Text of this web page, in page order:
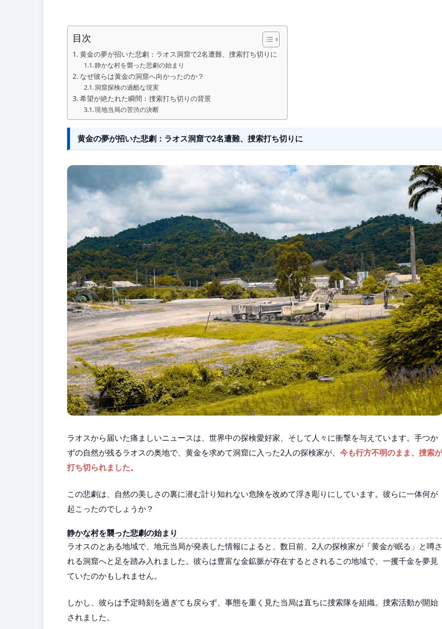
目次
黄金の夢が招いた悲劇：ラオス洞窟で2名遭難、捜索打ち切りに
静かな村を襲った悲劇の始まり
なぜ彼らは黄金の洞窟へ向かったのか？
洞窟探検の過酷な現実
希望が絶たれた瞬間：捜索打ち切りの背景
現地当局の苦渋の決断
黄金の夢が招いた悲劇：ラオス洞窟で2名遭難、捜索打ち切りに
ラオスから届いた痛ましいニュースは、世界中の探検愛好家、そして人々に衝撃を与えています。手つか
ずの自然が残るラオスの奥地で、黄金を求めて洞窟に入った2人の探検家が、 今も行方不明のまま、捜索が
打ち切られました。
この悲劇は、自然の美しさの裏に潜む計り知れない危険を改めて浮き彫りにしています。彼らに一体何が
起こったのでしょうか？
静かな村を襲った悲劇の始まり
ラオスのとある地域で、地元当局が発表した情報によると、数日前、2人の探検家が「黄金が眠る」と噂さ
れる洞窟へと足を踏み入れました。彼らは豊富な金鉱脈が存在するとされるこの地域で、一攫千金を夢見
ていたのかもしれません。
しかし、彼らは予定時刻を過ぎても戻らず、事態を重く見た当局は直ちに捜索隊を組織。捜索活動が開始
されました。